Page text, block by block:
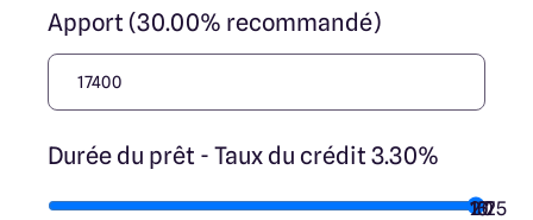
Apport (30.00% recommandé)
Durée du prêt - Taux du crédit 3.30%
7
10
15
2025